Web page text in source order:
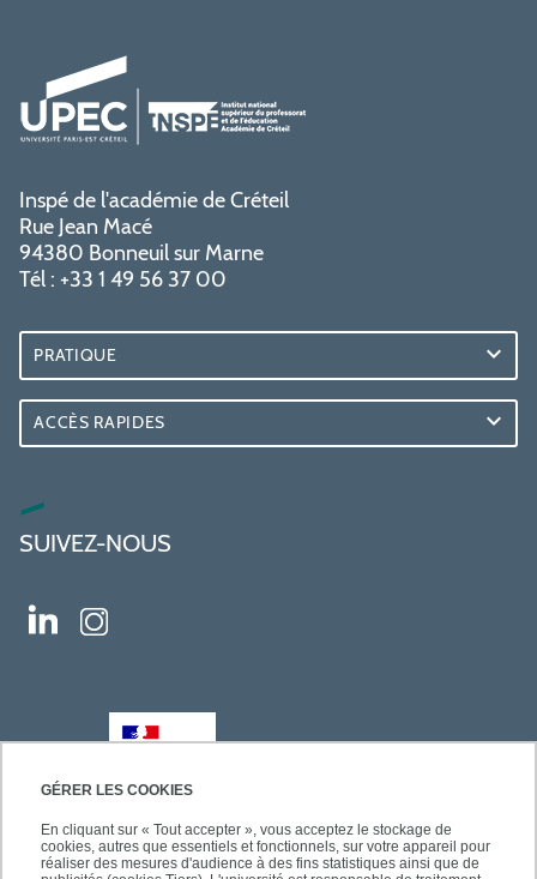
GÉRER LES COOKIES
En cliquant sur « Tout accepter », vous acceptez le stockage de
cookies, autres que essentiels et fonctionnels, sur votre appareil pour
réaliser des mesures d'audience à des fins statistiques ainsi que de
Inspé de l'académie de Créteil
Rue Jean Macé
94380 Bonneuil sur Marne
Tél : +33 1 49 56 37 00
PRATIQUE
ACCÈS RAPIDES
SUIVEZ-NOUS